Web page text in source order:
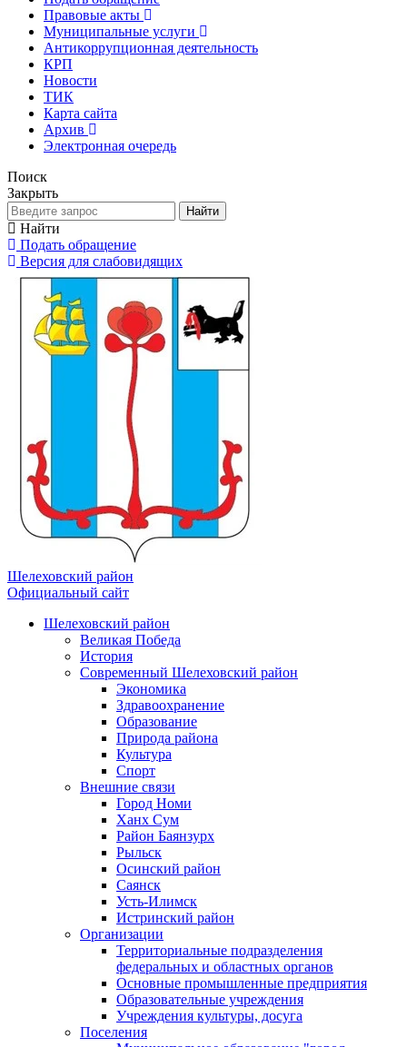
Правовые акты
Муниципальные услуги
Антикоррупционная деятельность
КРП
Новости
ТИК
Карта сайта
Архив
Электронная очередь
Поиск
Закрыть
Найти
Найти
Подать обращение
Версия для слабовидящих
Шелеховский район
Официальный сайт
Шелеховский район
Великая Победа
История
Современный Шелеховский район
Экономика
Здравоохранение
Образование
Природа района
Культура
Спорт
Внешние связи
Город Номи
Ханх Сум
Район Баянзурх
Рыльск
Осинский район
Саянск
Усть-Илимск
Истринский район
Организации
Территориальные подразделения
федеральных и областных органов
Основные промышленные предприятия
Образовательные учреждения
Учреждения культуры, досуга
Поселения